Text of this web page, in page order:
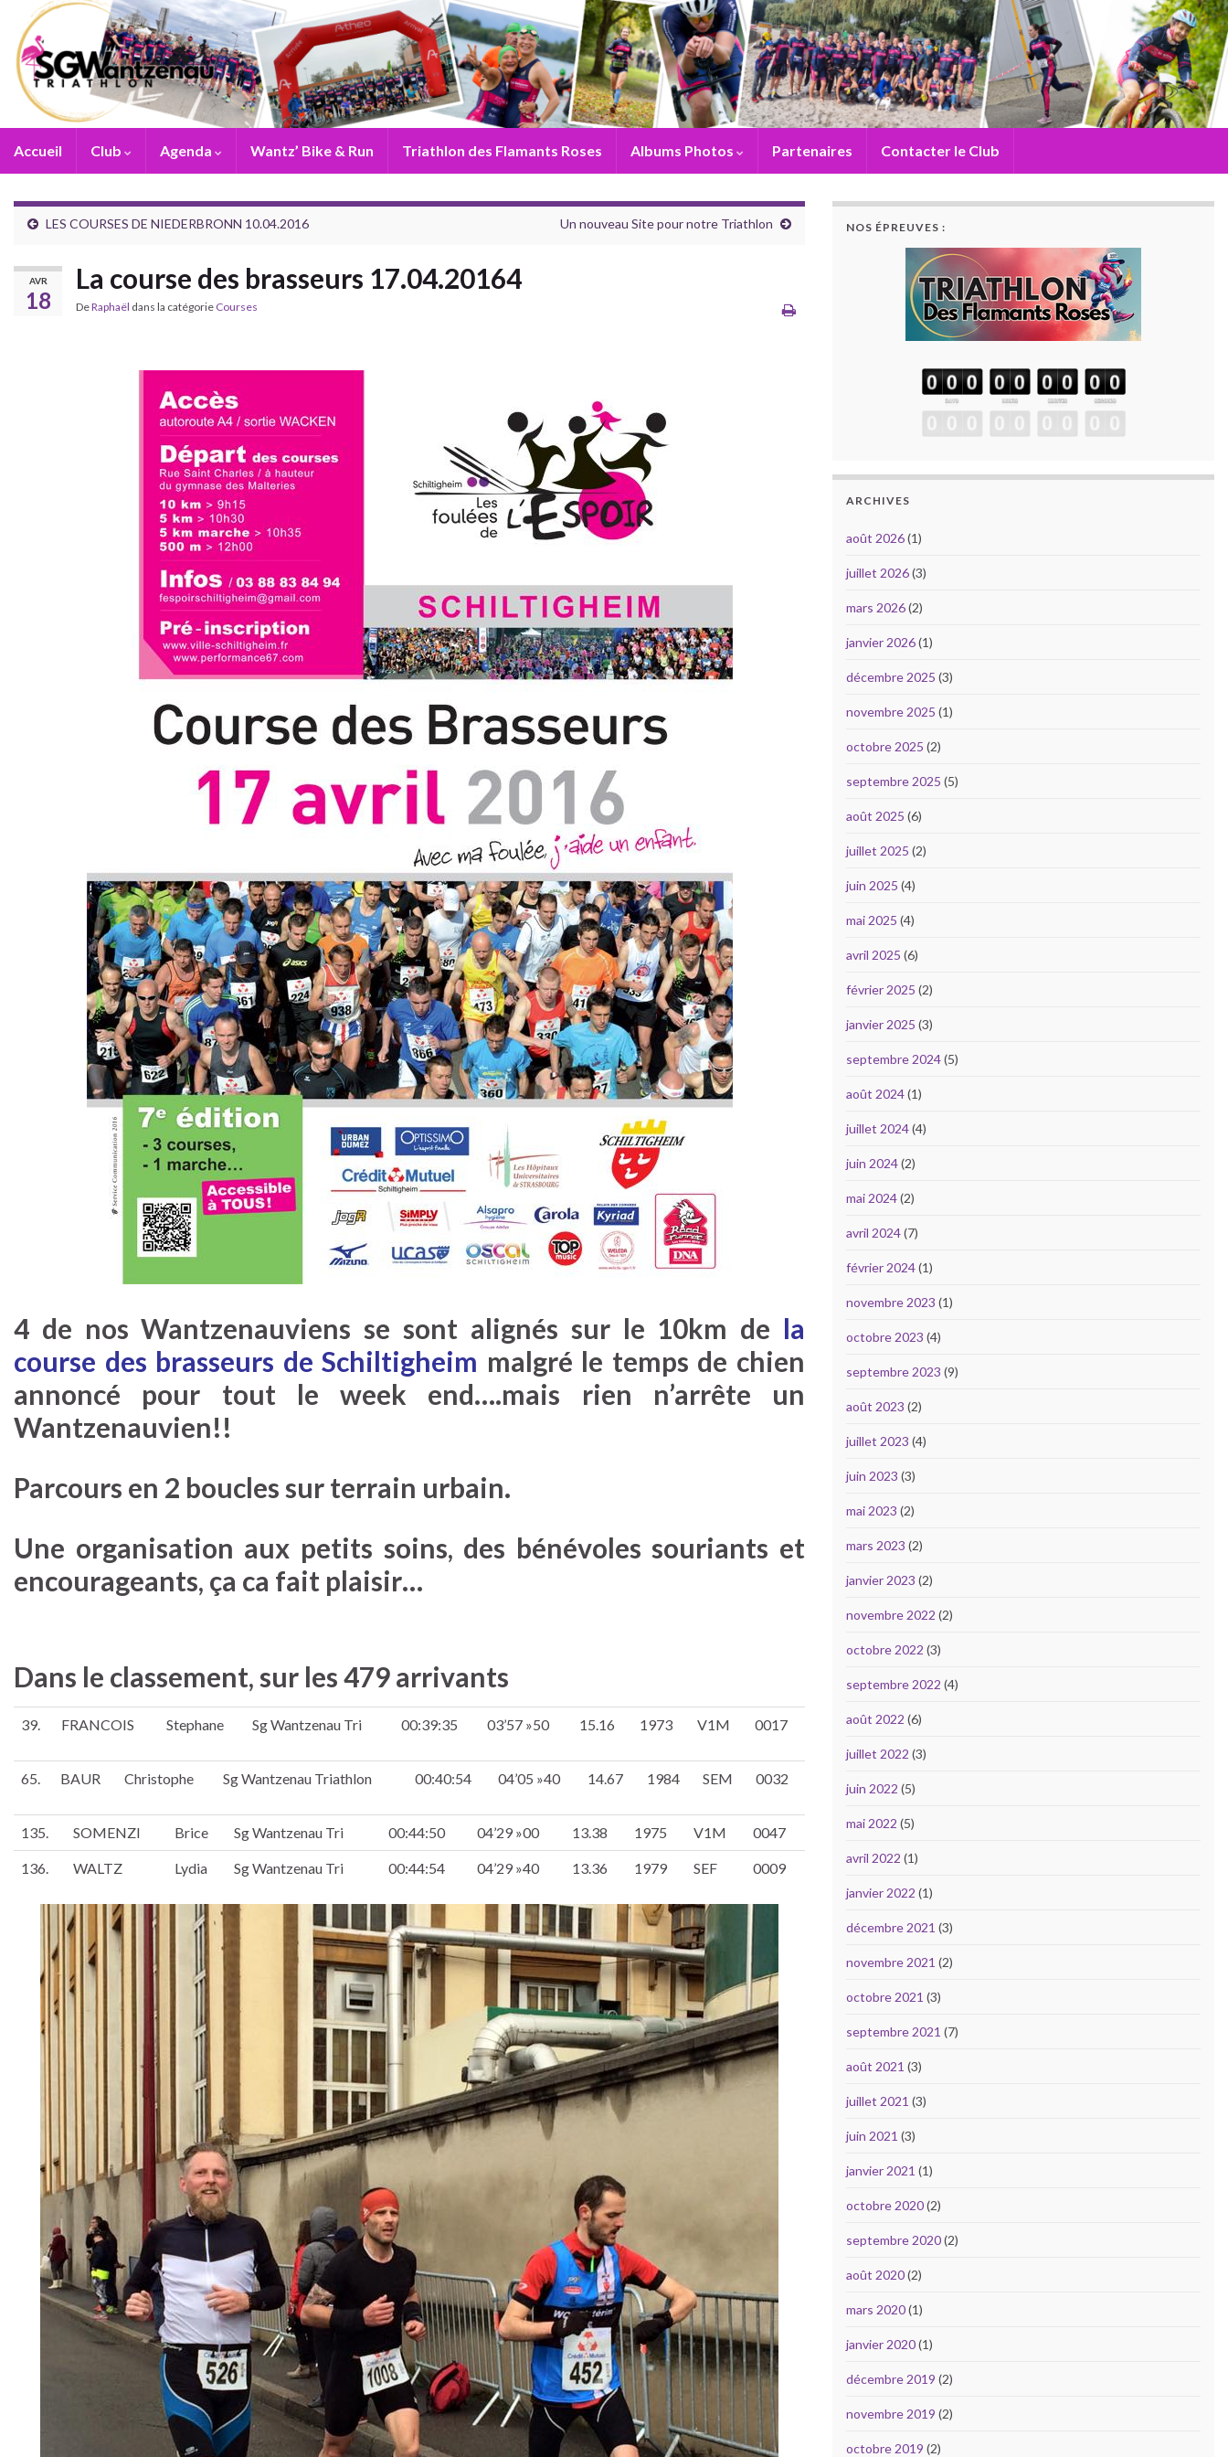
Accueil Club Agenda Wantz’ Bike & Run Triathlon des Flamants Roses Albums Photos Partenaires Contacter le Club
LES COURSES DE NIEDERBRONN 10.04.2016 Un nouveau Site pour notre Triathlon
AVR
18
La course des brasseurs 17.04.20164
DeRaphaël dans la catégorie Courses
4 de nos Wantzenauviens se sont alignés sur le 10km de la
course des brasseurs de Schiltigheim malgré le temps de chien
annoncé pour tout le week end….mais rien n’arrête un
Wantzenauvien!!
Parcours en 2 boucles sur terrain urbain.
Une organisation aux petits soins, des bénévoles souriants et
encourageants, ça ca fait plaisir…
Dans le classement, sur les 479 arrivants
39. FRANCOIS Stephane Sg Wantzenau Tri 00:39:35 03’57 »50 15.16 1973 V1M 0017
65. BAUR Christophe Sg Wantzenau Triathlon 00:40:54 04’05 »40 14.67 1984 SEM 0032
135. SOMENZI Brice Sg Wantzenau Tri 00:44:50 04’29 »00 13.38 1975 V1M 0047
136. WALTZ Lydia Sg Wantzenau Tri 00:44:54 04’29 »40 13.36 1979 SEF 0009
NOS ÉPREUVES :
ARCHIVES
août 2026(1)
juillet 2026(3)
mars 2026(2)
janvier 2026(1)
décembre 2025 (3)
novembre 2025 (1)
octobre 2025 (2)
septembre 2025 (5)
août 2025 (6)
juillet 2025 (2)
juin 2025 (4)
mai 2025 (4)
avril 2025 (6)
février 2025 (2)
janvier 2025 (3)
septembre 2024(5)
août 2024(1)
juillet 2024(4)
juin 2024(2)
mai 2024(2)
avril 2024(7)
février 2024(1)
novembre 2023 (1)
octobre 2023 (4)
septembre 2023 (9)
août 2023 (2)
juillet 2023 (4)
juin 2023 (3)
mai 2023 (2)
mars 2023 (2)
janvier 2023 (2)
novembre 2022 (2)
octobre 2022 (3)
septembre 2022 (4)
août 2022 (6)
juillet 2022 (3)
juin 2022 (5)
mai 2022 (5)
avril 2022 (1)
janvier 2022 (1)
décembre 2021 (3)
novembre 2021 (2)
octobre 2021 (3)
septembre 2021 (7)
août 2021 (3)
juillet 2021 (3)
juin 2021 (3)
janvier 2021 (1)
octobre 2020(2)
septembre 2020(2)
août 2020(2)
mars 2020(1)
janvier 2020(1)
décembre 2019 (2)
novembre 2019 (2)
octobre 2019 (2)